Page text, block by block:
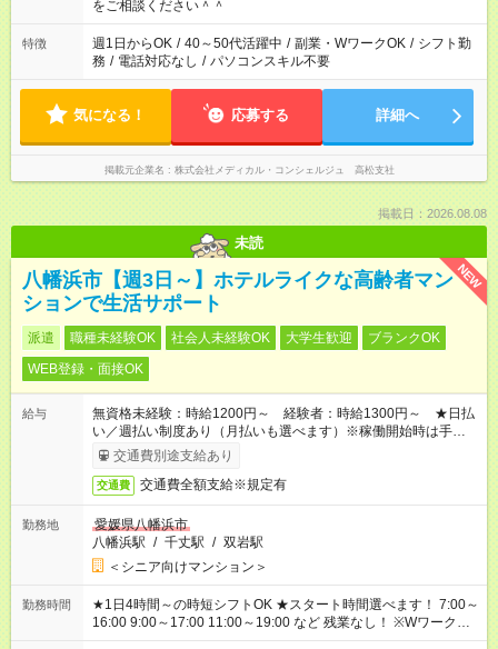
をご相談ください＾＾
特徴 週1日からOK / 40～50代活躍中 / 副業・WワークOK / シフト勤
務 / 電話対応なし / パソコンスキル不要
気になる！ 応募する 詳細へ
掲載元企業名 株式会社メディカル・コンシェルジュ 高松支社
掲載日：2026.08.08
未読
NEW
八幡浜市【週3日～】ホテルライクな高齢者マン
ションで生活サポート
派遣 職種未経験OK 社会人未経験OK 大学生歓迎
ブランクOK
WEB登録・面接OK
給与
無資格未経験：時給1200円～ 経験者：時給1300円～ ★日払
い／週払い制度あり（月払いも選べます）※稼働開始時は手続き
完了次第のお支払いとなります。
交通費別途支給あり
交通費 交通費全額支給※規定有
勤務地
愛媛県八幡浜市
八幡浜駅 / 千丈駅 / 双岩駅
＜シニア向けマンション＞
勤務時間
★1日4時間～の時短シフトOK ★スタート時間選べます！ 7:00～
16:00 9:00～17:00 11:00～19:00 など 残業なし！ ※Wワークの
場合、他のお仕事と合わせ週40時間超の就業はご案内できませ